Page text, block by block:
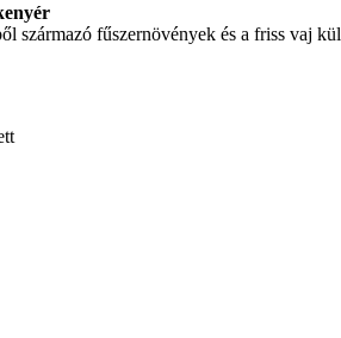
származó fűszernövények és a friss vaj